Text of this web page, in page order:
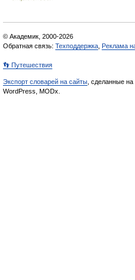
© Академик, 2000-2026
Обратная связь: Техподдержка Реклама
👣 Путешествия
Экспорт словарей на сайты , сделанные на
WordPress, MODx.